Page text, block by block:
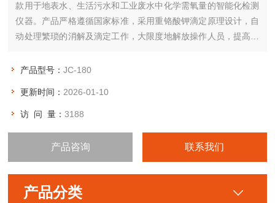
款用于地表水、生活污水和工业废水中化学需氧量的智能化检测
仪器。产品严格遵循国家标准，采用重铬酸钾滴定原理设计，自
动处理繁琐的消解及滴定工作，大限度地解放操作人员，提高工
产品型号：JC-180
更新时间： 2026-01-10
访 问 量：3188
产品咨询 联系我们
产品分类